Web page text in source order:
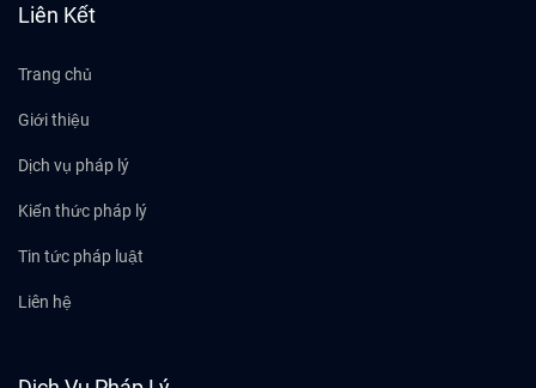
Liên Kết
Trang chủ
Giới thiệu
Dịch vụ pháp lý
Kiến thức pháp lý
Tin tức pháp luật
Liên hệ